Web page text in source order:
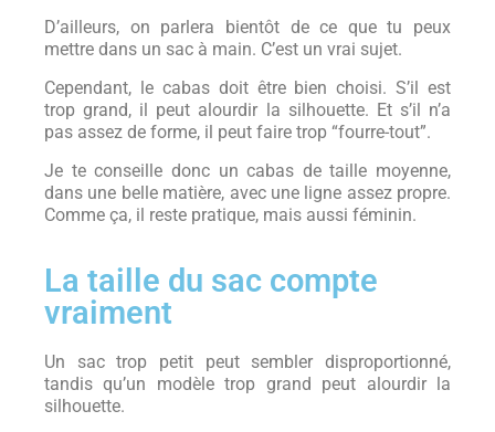
D’ailleurs, on parlera bientôt de ce que tu peux
mettre dans un sac à main. C’est un vrai sujet.
Cependant, le cabas doit être bien choisi. S’il est
trop grand, il peut alourdir la silhouette. Et s’il n’a
pas assez de forme, il peut faire trop “fourre-tout”.
Je te conseille donc un cabas de taille moyenne,
dans une belle matière, avec une ligne assez propre.
Comme ça, il reste pratique, mais aussi féminin.
La taille du sac compte
vraiment
Un sac trop petit peut sembler disproportionné,
tandis qu’un modèle trop grand peut alourdir la
silhouette.